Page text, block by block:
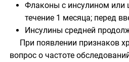
Флаконы с инсулином или
течение 1 месяца; перед
Инсулины средней
При появлении признаков
вопрос о частоте